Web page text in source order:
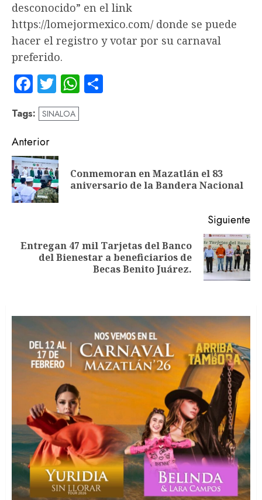
desconocido” en el link
https://lomejormexico.com/ donde se puede
hacer el registro y votar por su carnaval
preferido.
Facebook
TwitterWhatsApp
Tags: SINALOA
Navegación
de
entradas
Anterior
Conmemoran en Mazatlán el 83
aniversario de la Bandera Nacional
Siguiente
Siguiente
Entregan 47 mil Tarjetas del Banco
del Bienestar a beneficiarios de
Becas Benito Juárez.